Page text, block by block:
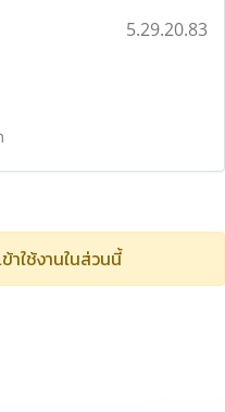
5.29.20.83
าใช้งานในส่วนนี้